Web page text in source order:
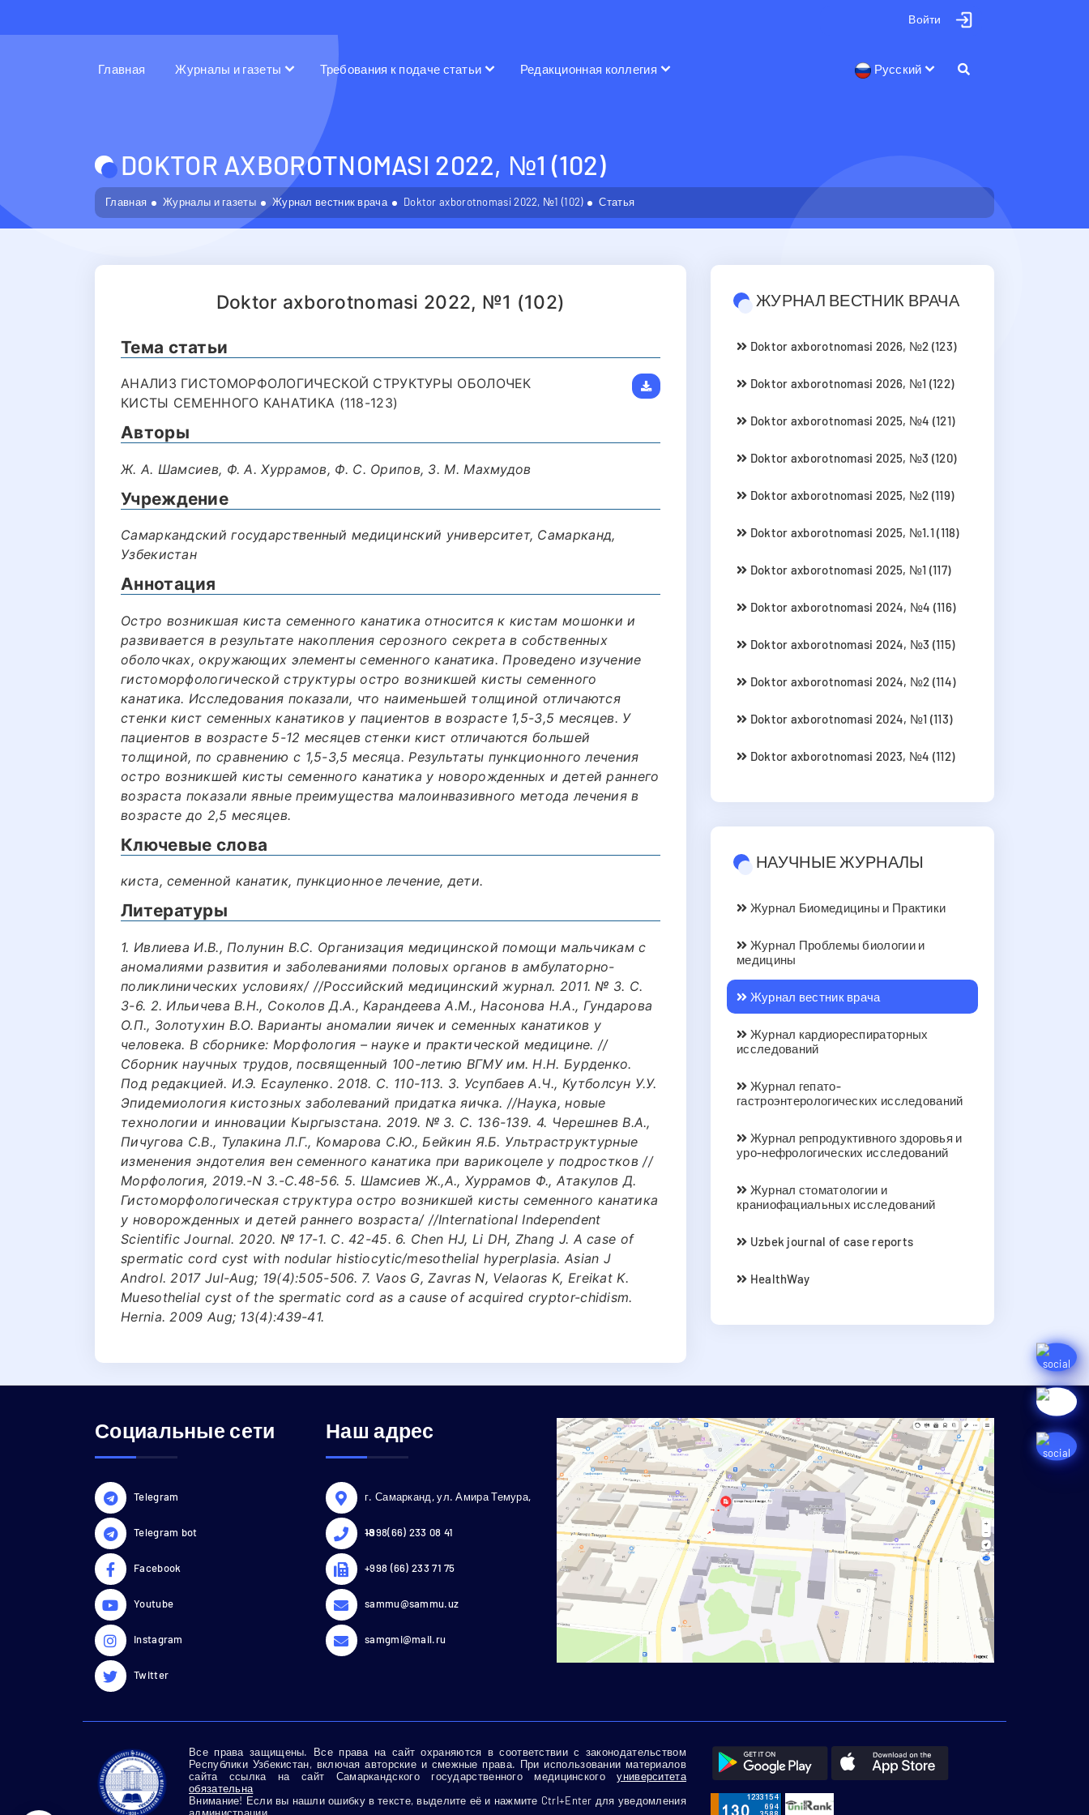
Войти
Главная Журналы и газеты Требования к подаче статьи Редакционная коллегия Русский
DOKTOR AXBOROTNOMASI 2022, №1 (102)
Главная Журналы и газеты Журнал вестник врача Doktor axborotnomasi 2022, №1 (102) Статья
Doktor axborotnomasi 2022, №1 (102)
Тема статьи
АНАЛИЗ ГИСТОМОРФОЛОГИЧЕСКОЙ СТРУКТУРЫ ОБОЛОЧЕК
КИСТЫ СЕМЕННОГО КАНАТИКА (118-123)
Авторы
Ж. А. Шамсиев, Ф. А. Хуррамов, Ф. С. Орипов, З. М. Махмудов
Учреждение
Самаркандский государственный медицинский университет, Самарканд,
Узбекистан
Аннотация
Остро возникшая киста семенного канатика относится к кистам мошонки и
развивается в результате накопления серозного секрета в собственных
оболочках, окружающих элементы семенного канатика. Проведено изучение
гистоморфологической структуры остро возникшей кисты семенного
канатика. Исследования показали, что наименьшей толщиной отличаются
стенки кист семенных канатиков у пациентов в возрасте 1,5-3,5 месяцев. У
пациентов в возрасте 5-12 месяцев стенки кист отличаются большей
толщиной, по сравнению с 1,5-3,5 месяца. Результаты пункционного лечения
остро возникшей кисты семенного канатика у новорожденных и детей раннего
возраста показали явные преимущества малоинвазивного метода лечения в
возрасте до 2,5 месяцев.
Ключевые слова
киста, семенной канатик, пункционное лечение, дети.
Литературы
1. Ивлиева И.В., Полунин В.С. Организация медицинской помощи мальчикам с
аномалиями развития и заболеваниями половых органов в амбулаторно-
поликлинических условиях/ //Российский медицинский журнал. 2011. № 3. С.
3-6. 2. Ильичева В.Н., Соколов Д.А., Карандеева А.М., Насонова Н.А., Гундарова
О.П., Золотухин В.О. Варианты аномалии яичек и семенных канатиков у
человека. В сборнике: Морфология – науке и практической медицине. //
Сборник научных трудов, посвященный 100-летию ВГМУ им. Н.Н. Бурденко.
Под редакцией. И.Э. Есауленко. 2018. С. 110-113. 3. Усупбаев А.Ч., Кутболсун У.У.
Эпидемиология кистозных заболеваний придатка яичка. //Наука, новые
технологии и инновации Кыргызстана. 2019. № 3. С. 136-139. 4. Черешнев В.А.,
Пичугова С.В., Тулакина Л.Г., Комарова С.Ю., Бейкин Я.Б. Ультраструктурные
изменения эндотелия вен семенного канатика при варикоцеле у подростков //
Морфология, 2019.-N 3.-С.48-56. 5. Шамсиев Ж.,А., Хуррамов Ф., Атакулов Д.
Гистоморфологическая структура остро возникшей кисты семенного канатика
у новорожденных и детей раннего возраста/ //International Independent
Scientific Journal. 2020. № 17-1. С. 42-45. 6. Chen HJ, Li DH, Zhang J. A case of
spermatic cord cyst with nodular histiocytic/mesothelial hyperplasia. Asian J
Androl. 2017 Jul-Aug; 19(4):505-506. 7. Vaos G, Zavras N, Velaoras K, Ereikat K.
Muesothelial cyst of the spermatic cord as a cause of acquired cryptor-chidism.
Hernia. 2009 Aug; 13(4):439-41.
ЖУРНАЛ ВЕСТНИК ВРАЧА
Doktor axborotnomasi 2026, №2 (123)
Doktor axborotnomasi 2026, №1 (122)
Doktor axborotnomasi 2025, №4 (121)
Doktor axborotnomasi 2025, №3 (120)
Doktor axborotnomasi 2025, №2 (119)
Doktor axborotnomasi 2025, №1.1 (118)
Doktor axborotnomasi 2025, №1 (117)
Doktor axborotnomasi 2024, №4 (116)
Doktor axborotnomasi 2024, №3 (115)
Doktor axborotnomasi 2024, №2 (114)
Doktor axborotnomasi 2024, №1 (113)
Doktor axborotnomasi 2023, №4 (112)
НАУЧНЫЕ ЖУРНАЛЫ
Журнал Биомедицины и Практики
Журнал Проблемы биологии и
медицины
Журнал вестник врача
Журнал кардиореспираторных
исследований
Журнал гепато-
гастроэнтерологических исследований
Журнал репродуктивного здоровья и
уро-нефрологических исследований
Журнал стоматологии и
краниофациальных исследований
Uzbek journal of case reports
HealthWay
Социальные сети
Telegram
Telegram bot
Facebook
Youtube
Instagram
Twitter
Наш адрес
г. Самарканд, ул. Амира Темура,
18
+998(66) 233 08 41
+998 (66) 233 71 75
sammu@sammu.uz
samgmi@mail.ru
Все права защищены. Все права на сайт охраняются в соответствии с законодательством
Республики Узбекистан, включая авторские и смежные права. При использовании материалов
сайта ссылка на сайт Самаркандского государственного медицинскогоуниверситета
обязательна
Внимание! Если вы нашли ошибку в тексте, выделите её и нажмите Ctrl+Enter для уведомления
администрации